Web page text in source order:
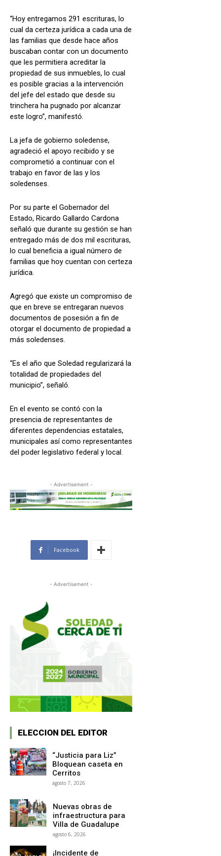
“Hoy entregamos 291 escrituras, lo
cual da certeza jurídica a cada una de
las familias que desde hace años
buscaban contar con un documento
que les permitiera acreditar la
propiedad de sus inmuebles, lo cual
es posible gracias a la intervención
del jefe del estado que desde su
trinchera ha pugnado por alcanzar
este logro”, manifestó.
La jefa de gobierno soledense,
agradeció el apoyo recibido y se
comprometió a continuar con el
trabajo en favor de las y los
soledenses.
Por su parte el Gobernador del
Estado, Ricardo Gallardo Cardona
señaló que durante su gestión se han
entregado más de dos mil escrituras,
lo cual beneficia a igual número de
familias que hoy cuentan con certeza
jurídica.
Agregó que existe un compromiso de
que en breve se entregaran nuevos
documentos de posesión a fin de
otorgar el documento de propiedad a
más soledenses.
“Es el año que Soledad regularizará la
totalidad de propiedades del
municipio”, señaló.
En el evento se contó con la
presencia de representantes de
diferentes dependencias estatales,
municipales así como representantes
del poder legislativo federal y local.
- Advertisement -
Facebook
- Advertisement -
ELECCION DEL EDITOR
“Justicia para Liz”
Bloquean caseta en
Cerritos
agosto 7, 2026
Nuevas obras de
infraestructura para
Villa de Guadalupe
agosto 6, 2026
¡Incidente de